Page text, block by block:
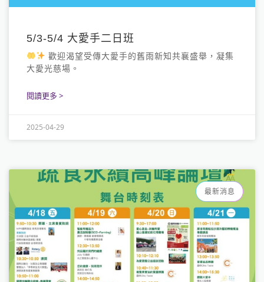
5/3-5/4 大愛手二日班
歡迎渴望受傳大愛手的舊雨新知共襄盛舉，凝集
大愛光慈場。
閱讀更多 >
2025-04-29
最新消息